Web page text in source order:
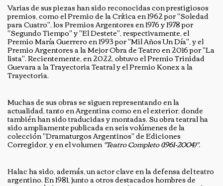
Varias de sus piezas han sido reconocidas con prestigiosos
premios, como el Premio de la Crítica en 1962 por "Soledad
para Cuatro", los Premios Argentores en 1976 y 1978 por
"Segundo Tiempo" y "El Destete", respectivamente, el
Premio María Guerrero en 1993 por "Mil Años Un Día", y el
Premio Argentores a la Mejor Obra de Teatro en 2016 por "La
lista". Recientemente, en 2022, obtuvo el Premio Trinidad
Guevara a la Trayectoria Teatral y el Premio Konex a la
Trayectoria.
Muchas de sus obras se siguen representando en la
actualidad, tanto en Argentina como en el exterior, donde
también han sido traducidas y montadas. Su obra teatral ha
sido ampliamente publicada en seis volúmenes de la
colección "Dramaturgos Argentinos" de Ediciones
Corregidor, y en el volumen"Teatro Completo (1961-2004)".
Halac ha sido, además, un actor clave en la defensa del teatro
argentino. En 1981, junto a otros destacados hombres de